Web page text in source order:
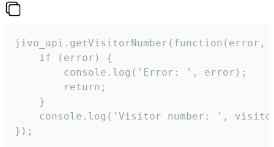
jivo_api.getVisitorNumber(function(error,
    if (error) {
        console.log('Error: ', error);
        return;
    }
console.log('Visitor number: ',
});